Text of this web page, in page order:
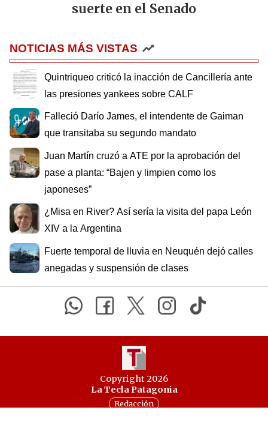
suerte en el Senado
NOTICIAS MÁS VISTAS
Quintriqueo criticó la inacción de Cancillería ante
las presiones yankees sobre CALF
Falleció Darío James, el intendente de Gaiman
que transitaba su segundo mandato
Juan Martín cruzó a ATE por la aprobación del
pase a planta: “Bajen y limpien como los
japoneses”
¿Misa en River? Así sería la visita del papa León
XIV a la Argentina
Fuerte temporal de lluvia en Neuquén dejó calles
anegadas y suspensión de clases
Copyright 2026
La Tecla Patagonia
Redacción